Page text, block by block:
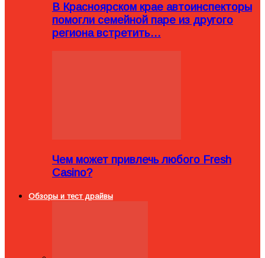
В Красноярском крае автоинспекторы
помогли семейной паре из другого
региона встретить…
Чем может привлечь любого Fresh
Casino?
Обзоры и тест драйвы